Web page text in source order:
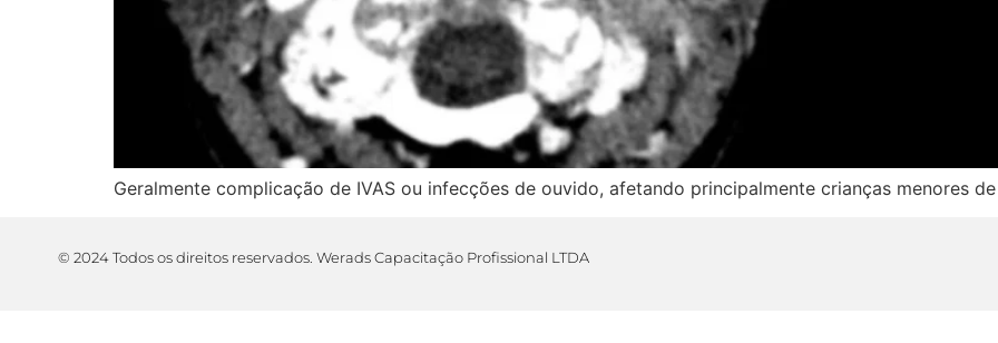
Geralmente complicação de IVAS ou infecções de ouvido, afetando principalmente crianças menores
© 2024 Todos os direitos reservados. Werads Capacitação Profissional LTDA